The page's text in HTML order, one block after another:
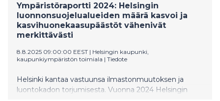
Ympäristöraportti 2024: Helsingin
luonnonsuojelualueiden määrä kasvoi ja
kasvihuonekaasupäästöt vähenivät
merkittävästi
8.8.2025 09:00:00 EEST | Helsingin kaupunki,
kaupunkiympäristön toimiala | Tiedote
Helsinki kantaa vastuunsa ilmastonmuutoksen ja
luontokadon torjumisesta. Vuonna 2024 Helsingin